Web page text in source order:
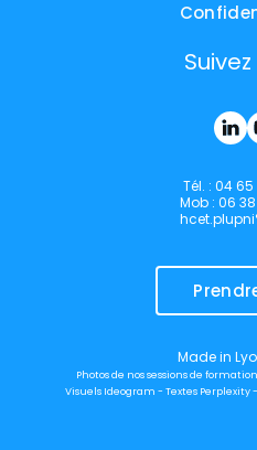
Tél. : 04 65
Mob : 06
Made in
Photos de nos sessions de
Visuels Ideogram - Textes